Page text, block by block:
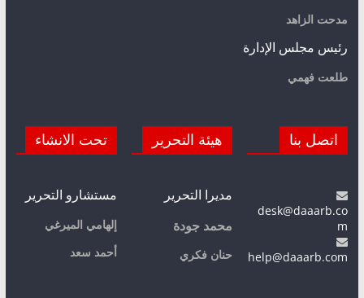
مدحت الزاهد
رئيس مجلس الإدارة
طلعت فهمي
اتصل بنا
desk@daaarb.co
m
help@daaarb.com
هيئة التحرير
مديرا التحرير
محمد جودة
حنان فكري
تحت الانشاء
مستشارو التحرير
إلهامي الميرغي
أحمد سعد